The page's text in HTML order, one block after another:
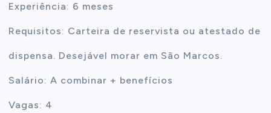
Experiência: 6 meses
Requisitos: Carteira de reservista ou atestado de
dispensa. Desejável morar em São Marcos.
Salário: A combinar + benefícios
Vagas: 4